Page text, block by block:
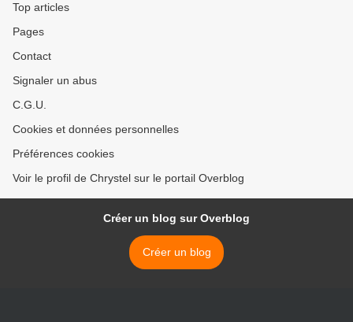
Top articles
Pages
Contact
Signaler un abus
C.G.U.
Cookies et données personnelles
Préférences cookies
Voir le profil de Chrystel sur le portail Overblog
Créer un blog sur Overblog
Créer un blog